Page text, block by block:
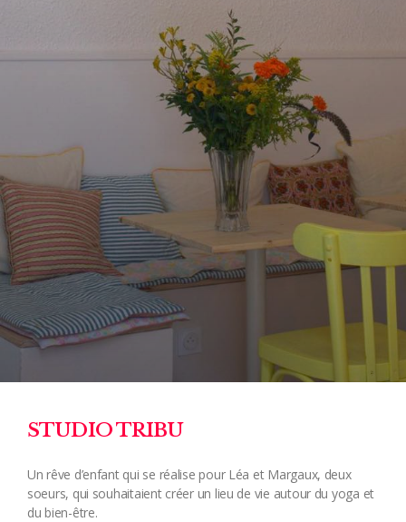
STUDIO TRIBU
Un rêve d’enfant qui se réalise pour Léa et Margaux, deux
soeurs, qui souhaitaient créer un lieu de vie autour du yoga et
du bien-être.